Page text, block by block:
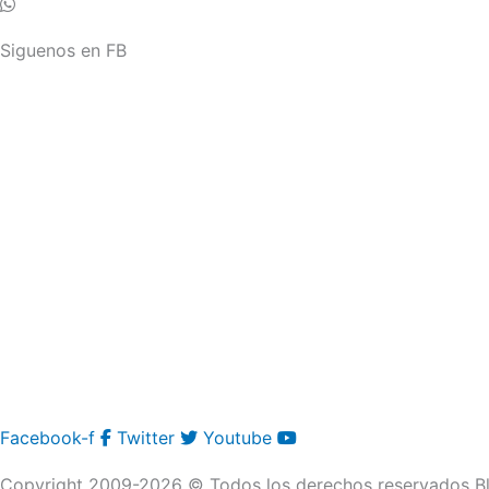
Siguenos en FB
Facebook-f Twitter Youtube
Copyright 2009-2026 © Todos los derechos reservados